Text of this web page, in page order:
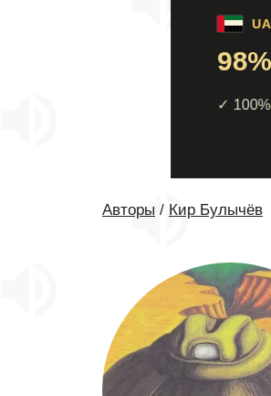
Авторы / Кир Булычёв